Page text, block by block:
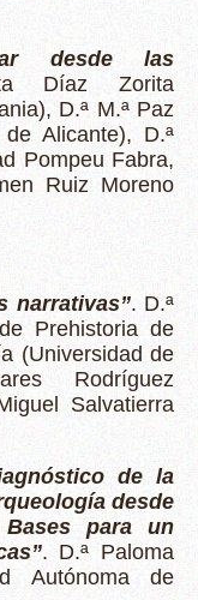
desde las
Díaz Zorita
D.ª M.ª Paz
Alicante), D.ª
Pompeu Fabra,
Ruiz Moreno
narrativas”. D.ª
Prehistoria de
(Universidad de
Rodríguez
Salvatierra
de la
desde
para un
. D.ª Paloma
Autónoma de